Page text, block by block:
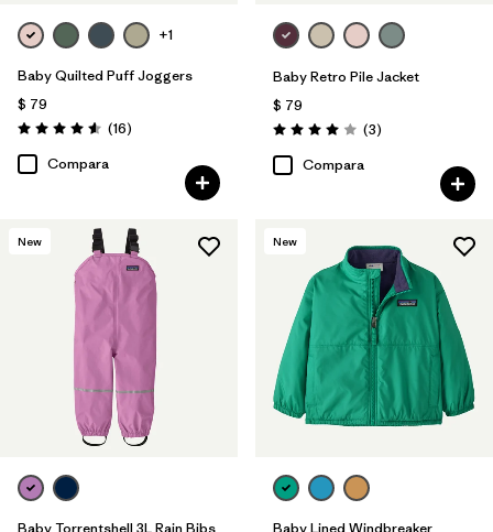
+1
Baby Quilted Puff Joggers
$ 79
Valoración: 4.6 / 5
(16Comentarios
)
Compara
Baby Retro Pile Jacket
$ 79
Valoración: 4.0 / 5
(3Comentarios
)
Compara
New
Baby Torrentshell 3L Rain Bibs
New
Baby Lined Windbreaker